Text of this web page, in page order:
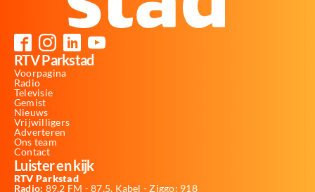
RTV Parkstad
Voorpagina
Radio
Televisie
Gemist
Nieuws
Vrijwilligers
Adverteren
Ons team
Contact
Luister en kijk
RTV Parkstad
Radio: 89,2 FM - 87,5, Kabel - Ziggo: 918